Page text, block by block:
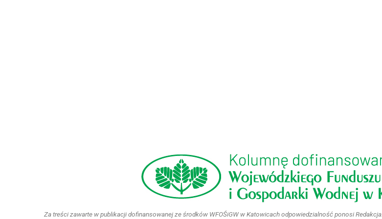
Za treści zawarte w publikacji dofinansowanej ze środków WFOŚiGW w Katowicach odpowiedzialność ponosi Redakcja.